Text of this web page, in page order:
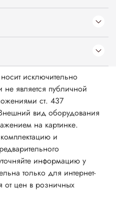
исключительно
является публичной
ст. 437
вид оборудования
на картинке.
и
информацию у
только для интернет-
от цен в розничных